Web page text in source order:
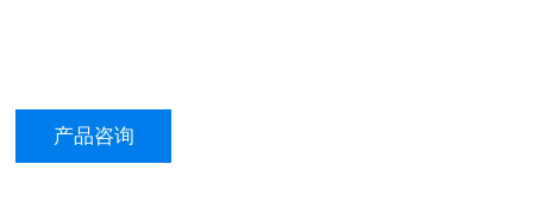
产品咨询